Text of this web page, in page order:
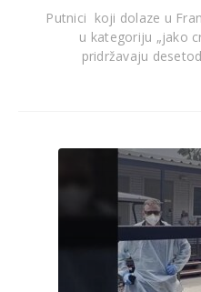
Putnici koji dolaze u
u kategoriju „jako
pridržavaju